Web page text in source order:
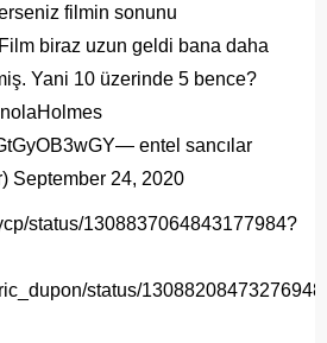
filmin sonunu
biraz uzun geldi bana daha
Yani 10 üzerinde 5 bence?
— entel sancılar
September 24, 2020
status/1308837064843177984?
status/